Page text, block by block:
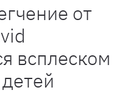
от
всплеском